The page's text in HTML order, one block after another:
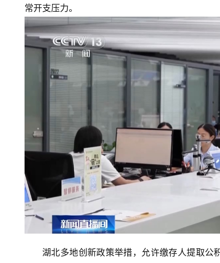
常开支压力。
湖北多地创新政策举措，允许缴存人提取